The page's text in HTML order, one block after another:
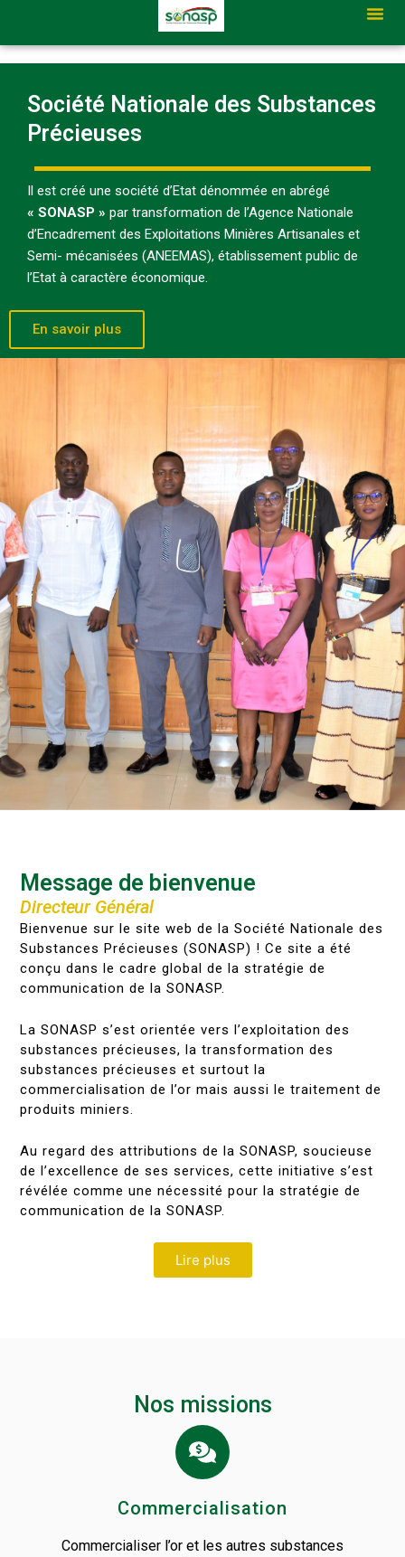
contenu
Société Nationale des Substances
Précieuses
Il est créé une société d’Etat dénommée en abrégé
« SONASP » par transformation de l’Agence Nationale
d’Encadrement des Exploitations Minières Artisanales et
Semi- mécanisées (ANEEMAS), établissement public de
l’Etat à caractère économique.
En savoir plus
Message de bienvenue
Directeur Général
Bienvenue sur le site web de la Société Nationale des
Substances Précieuses (SONASP) ! Ce site a été
conçu dans le cadre global de la stratégie de
communication de la SONASP.
La SONASP s’est orientée vers l’exploitation des
substances précieuses, la transformation des
substances précieuses et surtout la
commercialisation de l’or mais aussi le traitement de
produits miniers.
Au regard des attributions de la SONASP, soucieuse
de l’excellence de ses services, cette initiative s’est
révélée comme une nécessité pour la stratégie de
communication de la SONASP.
Lire plus
Nos missions
Commercialisation
Commercialiser l’or et les autres substances